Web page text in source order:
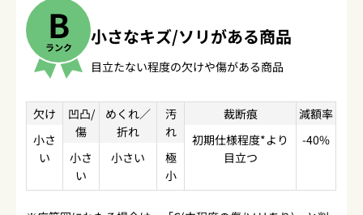
B
ランク 小さなキズ/ソリがある商品
目立たない程度の欠けや傷がある商品
欠け
小さ
い
凹凸/
傷
小さ
い
めくれ／
折れ
小さい
汚
れ
極
小
裁断痕
初期仕様程度*より
目立つ
減額率
-40%